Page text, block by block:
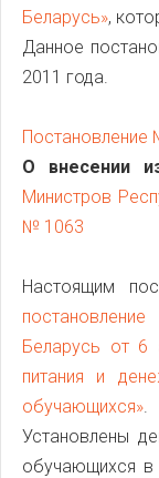
Беларусь»,
Данное
2011 года.
Постановление
О внесении
Министров
№ 1063
Настоящим
Беларусь от
питания и
обучающихся».
Установлены
обучающихся в